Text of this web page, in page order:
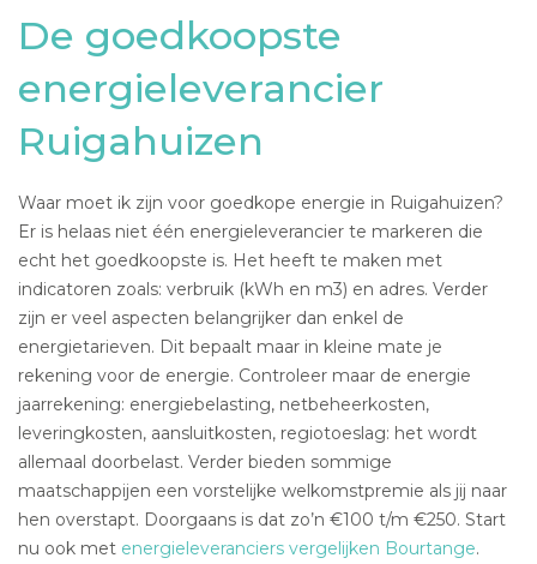
De goedkoopste
energieleverancier
Ruigahuizen
Waar moet ik zijn voor goedkope energie in Ruigahuizen?
Er is helaas niet één energieleverancier te markeren die
echt het goedkoopste is. Het heeft te maken met
indicatoren zoals: verbruik (kWh en m3) en adres. Verder
zijn er veel aspecten belangrijker dan enkel de
energietarieven. Dit bepaalt maar in kleine mate je
rekening voor de energie. Controleer maar de energie
jaarrekening: energiebelasting, netbeheerkosten,
leveringkosten, aansluitkosten, regiotoeslag: het wordt
allemaal doorbelast. Verder bieden sommige
maatschappijen een vorstelijke welkomstpremie als jij naar
hen overstapt. Doorgaans is dat zo’n €100 t/m €250. Start
nu ook met energieleveranciers vergelijken Bourtange.